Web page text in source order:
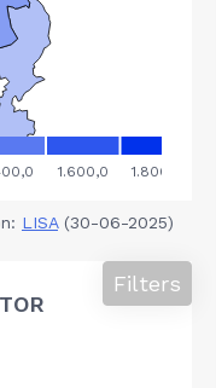
LISA(30-06-2025)
Filters